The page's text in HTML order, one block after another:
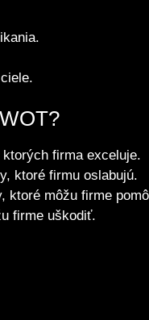
firma exceluje.
ktoré firmu oslabujú.
ktoré môžu firme
firme uškodiť.